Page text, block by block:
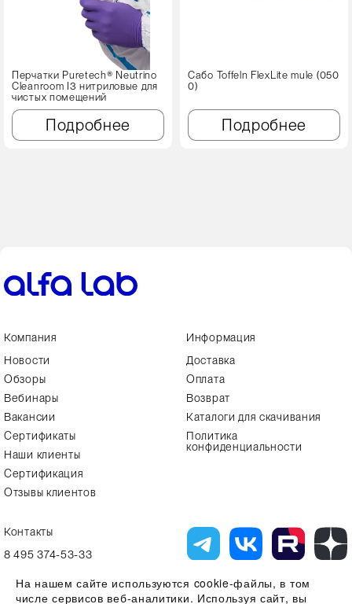
Перчатки Puretech® Neutrino
Cleanroom I3 нитриловые для
чистых помещений
Подробнее
Сабо Toffeln FlexLite mule (050
0)
Подробнее
Компания
Новости
Обзоры
Вебинары
Вакансии
Сертификаты
Наши клиенты
Сертификация
Отзывы клиентов
Информация
Доставка
Оплата
Возврат
Каталоги для скачивания
Политика
конфиденциальности
Контакты
8 495 374-53-33
На нашем сайте используются cookie-файлы, в том
числе сервисов веб-аналитики. Используя сайт, вы